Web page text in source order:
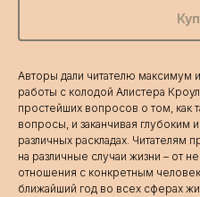
Авторы дали читателю максимум
работы с колодой Алистера
простейших вопросов о том, как
вопросы, и заканчивая глубоким
различных раскладах. Читателям
на различные случаи жизни – от
отношения с конкретным
ближайший год во всех сферах